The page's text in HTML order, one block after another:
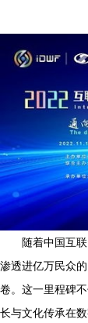
随着中国互
渗透进亿万民众
卷。这一里程碑
长与文化传承在